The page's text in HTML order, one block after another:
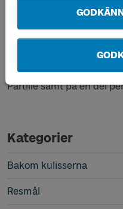
spårpoolens kapacitet
fortsätta ringa in fler
svårt att säga hur
på plats, men i
framkörda på 20
Partille samt på en del
Kategorier
Bakom kulisserna
Resmål